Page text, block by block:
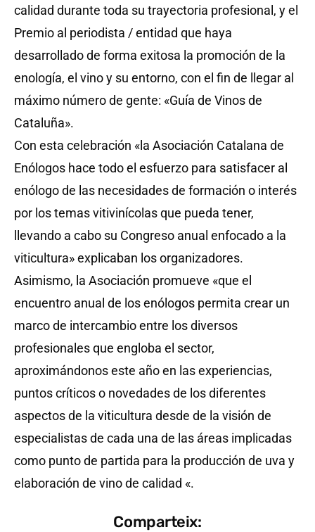
calidad durante toda su trayectoria profesional, y el
Premio al periodista / entidad que haya
desarrollado de forma exitosa la promoción de la
enología, el vino y su entorno, con el fin de llegar al
máximo número de gente: «Guía de Vinos de
Cataluña».
Con esta celebración «la Asociación Catalana de
Enólogos hace todo el esfuerzo para satisfacer al
enólogo de las necesidades de formación o interés
por los temas vitivinícolas que pueda tener,
llevando a cabo su Congreso anual enfocado a la
viticultura» explicaban los organizadores.
Asimismo, la Asociación promueve «que el
encuentro anual de los enólogos permita crear un
marco de intercambio entre los diversos
profesionales que engloba el sector,
aproximándonos este año en las experiencias,
puntos críticos o novedades de los diferentes
aspectos de la viticultura desde de la visión de
especialistas de cada una de las áreas implicadas
como punto de partida para la producción de uva y
elaboración de vino de calidad «.
Comparteix: